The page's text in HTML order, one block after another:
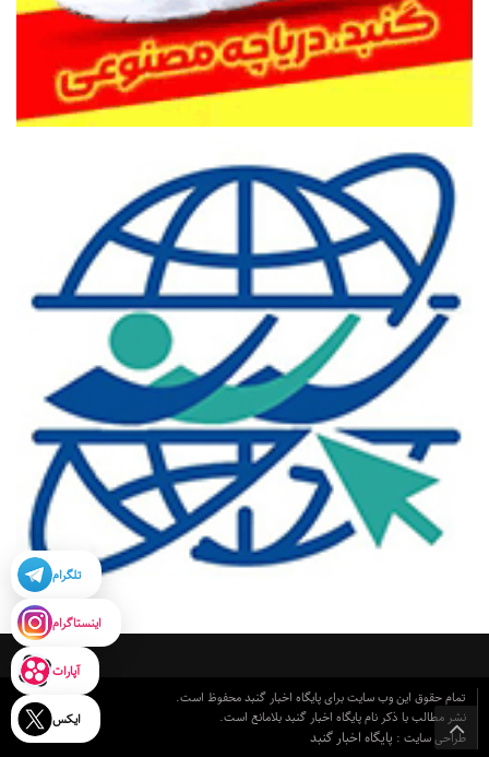
تمام حقوق این وب سایت برای پایگاه اخبار گنبد محفوظ است.
نشر مطالب با ذکر نام پایگاه اخبار گنبد بلامانع است.
طراحی سایت : پایگاه اخبار گنبد
تلگرام
اینستاگرام
آپارات
ایکس